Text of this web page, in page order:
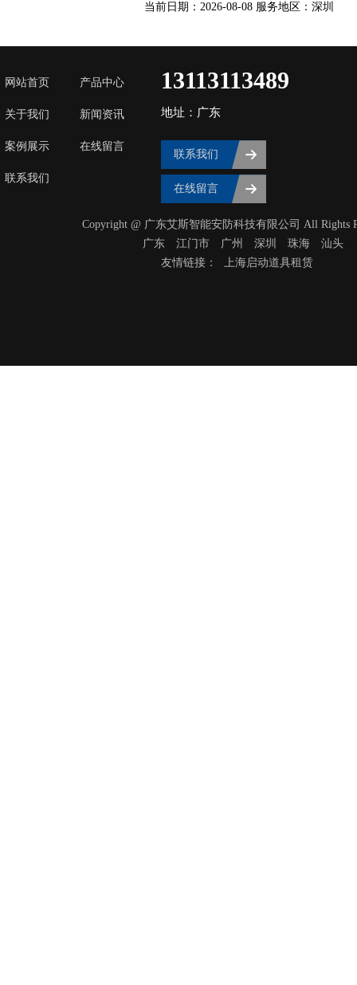
当前日期：2026-08-08 服务地区：深圳
网站首页 产品中心
关于我们 新闻资讯
案例展示 在线留言
联系我们
13113113489
地址：广东
联系我们
在线留言
Copyright @ 广东艾斯智能安防科技有限公司 All Rights
广东
‌江门市 广州 深圳 珠海
汕头
友情链接：
上海启动道具租赁